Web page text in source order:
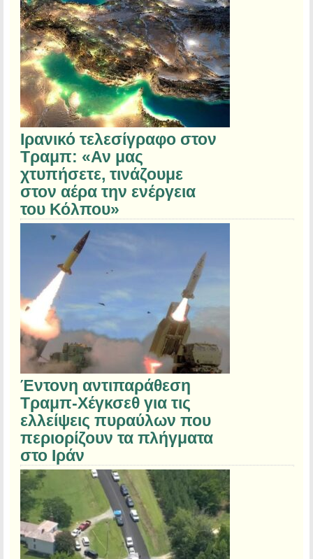
Ιρανικό τελεσίγραφο στον
Τραμπ: «Αν μας
χτυπήσετε, τινάζουμε
στον αέρα την ενέργεια
του Κόλπου»
Έντονη αντιπαράθεση
Τραμπ-Χέγκσεθ για τις
ελλείψεις πυραύλων που
περιορίζουν τα πλήγματα
στο Ιράν